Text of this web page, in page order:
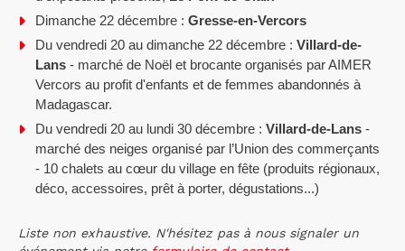
Dimanche 22 décembre :Gresse-en-Vercors
Du vendredi 20 au dimanche 22 décembre :Villard-de-
Lans - marché de Noël et brocante organisés par AIMER
Vercors au profit d'enfants et de femmes abandonnés à
Madagascar.
Du vendredi 20 au lundi 30 décembre :Villard-de-Lans -
marché des neiges organisé par l’Union des commerçants
- 10 chalets au cœur du village en fête (produits régionaux,
déco, accessoires, prêt à porter, dégustations...)
Liste non exhaustive. N'hésitez pas à nous signaler un